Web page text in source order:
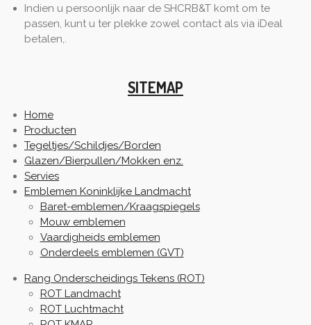
Indien u persoonlijk naar de SHCRB&T komt om te
passen, kunt u ter plekke zowel contact als via iDeal
betalen,.
SITEMAP
Home
Producten
Tegeltjes/Schildjes/Borden
Glazen/Bierpullen/Mokken enz.
Servies
Emblemen Koninklijke Landmacht
Baret-emblemen/Kraagspiegels
Mouw emblemen
Vaardigheids emblemen
Onderdeels emblemen (GVT)
Rang Onderscheidings Tekens (ROT)
ROT Landmacht
ROT Luchtmacht